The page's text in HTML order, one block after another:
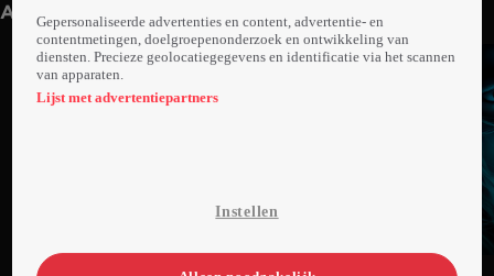
Anderen kijken ook
Trailer
Gepersonaliseerde advertenties en content, advertentie- en
contentmetingen, doelgroepenonderzoek en ontwikkeling van
diensten. Precieze geolocatiegegevens en identificatie via het scannen
van apparaten.
Lijst met advertentiepartners
Instellen